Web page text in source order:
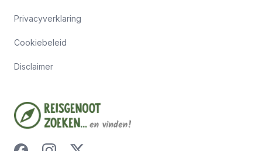
Privacyverklaring
Cookiebeleid
Disclaimer